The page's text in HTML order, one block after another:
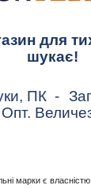
для
шукає!
ПК -
Опт.
марки є власністю